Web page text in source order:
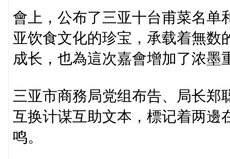
會上，公布了三亚十台甫菜名单
亚饮食文化的珍宝，承载着無数
成长，也為這次嘉會增加了浓墨
三亚市商務局党组布告、局长郑
互换计谋互助文本，標记着两邊
鸣。